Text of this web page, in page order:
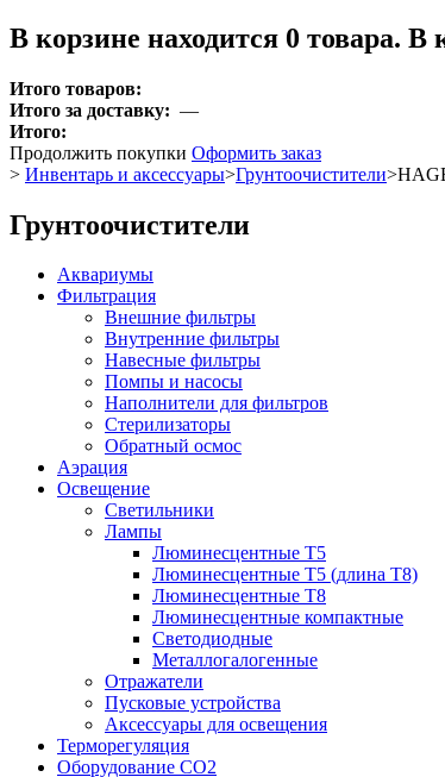
В корзине находится 0 товара. В
Итого товаров:
Итого за доставку: —
Итого:
Продолжить покупки Оформить заказ
> Инвентарь и аксессуары>Грунтоочистители>
Грунтоочистители
Аквариумы
Фильтрация
Внешние фильтры
Внутренние фильтры
Навесные фильтры
Помпы и насосы
Наполнители для фильтров
Стерилизаторы
Обратный осмос
Аэрация
Освещение
Светильники
Лампы
Люминесцентные T5
Люминесцентные T5 (длина T8)
Люминесцентные T8
Люминесцентные компактные
Светодиодные
Металлогалогенные
Отражатели
Пусковые устройства
Аксессуары для освещения
Терморегуляция
Оборудование CO2